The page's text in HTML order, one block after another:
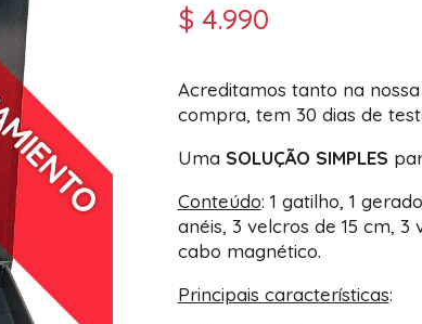
$ 4.990
Acreditamos tanto na
compra, tem 30 dias de
Uma SOLUÇÃO SIMPLES
Conteúdo: 1 gatilho, 1
anéis, 3 velcros de 15 cm, 3
cabo magnético.
Principais características: